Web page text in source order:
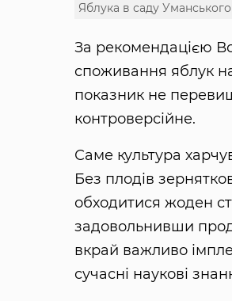
Яблука в саду
За рекомендацією
споживання яблук
показник не
контроверсійне.
Саме культура
Без плодів
обходитися жоден
задовольнивши
вкрай важливо
сучасні наукові